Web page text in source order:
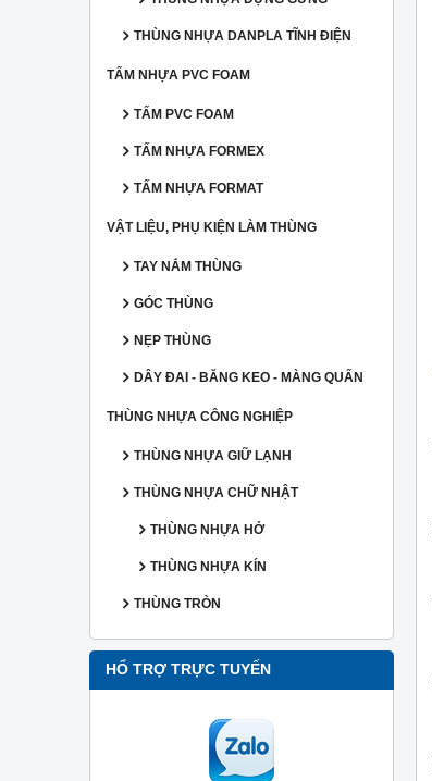
THÙNG NHỰA DANPLA TĨNH ĐIỆN
TẤM NHỰA PVC FOAM
TẤM PVC FOAM
TẤM NHỰA FORMEX
TẤM NHỰA FORMAT
VẬT LIỆU, PHỤ KIỆN LÀM THÙNG
TAY NẮM THÙNG
GÓC THÙNG
NẸP THÙNG
DÂY ĐAI - BĂNG KEO - MÀNG QUẤN
THÙNG NHỰA CÔNG NGHIỆP
THÙNG NHỰA GIỮ LẠNH
THÙNG NHỰA CHỮ NHẬT
THÙNG NHỰA HỞ
THÙNG NHỰA KÍN
THÙNG TRÒN
HỔ TRỢ TRỰC TUYẾN